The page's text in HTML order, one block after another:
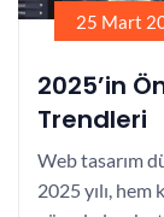
25 Mart
2025’in
Trendleri
Web tasarım
2025 yılı,